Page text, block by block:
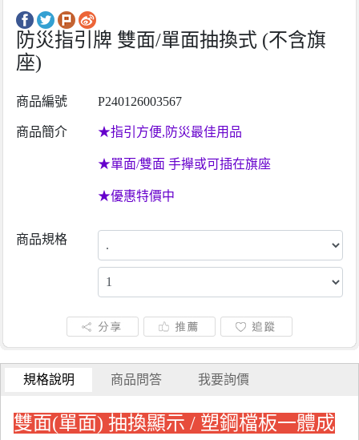
防災指引牌 雙面/單面抽換式 (不含旗
座)
商品編號 P240126003567
商品簡介 ★指引方便,防災最佳用品
★單面/雙面 手攑或可插在旗座
★優惠特價中
商品規格
規格說明 商品問答 我要詢價
雙面(單面) 抽換顯示 / 塑鋼檔板一體成